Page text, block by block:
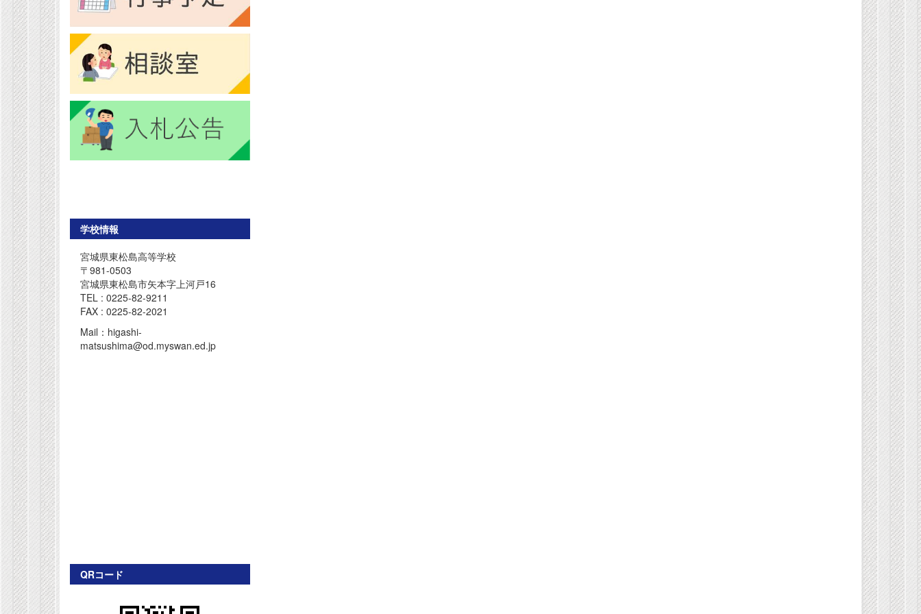
学校情報
宮城県東松島高等学校
〒981-0503
宮城県東松島市矢本字上河戸16
TEL : 0225-82-9211
FAX : 0225-82-2021
Mail：higashi-
matsushima@od.myswan.ed.jp
QRコード